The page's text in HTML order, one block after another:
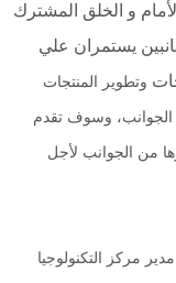
و الخلق المشترك
يستمران علي
وتطوير المنتجات
الجوانب، وسوف تقدم
من الجوانب لأجل
مركز التكنولوجيا